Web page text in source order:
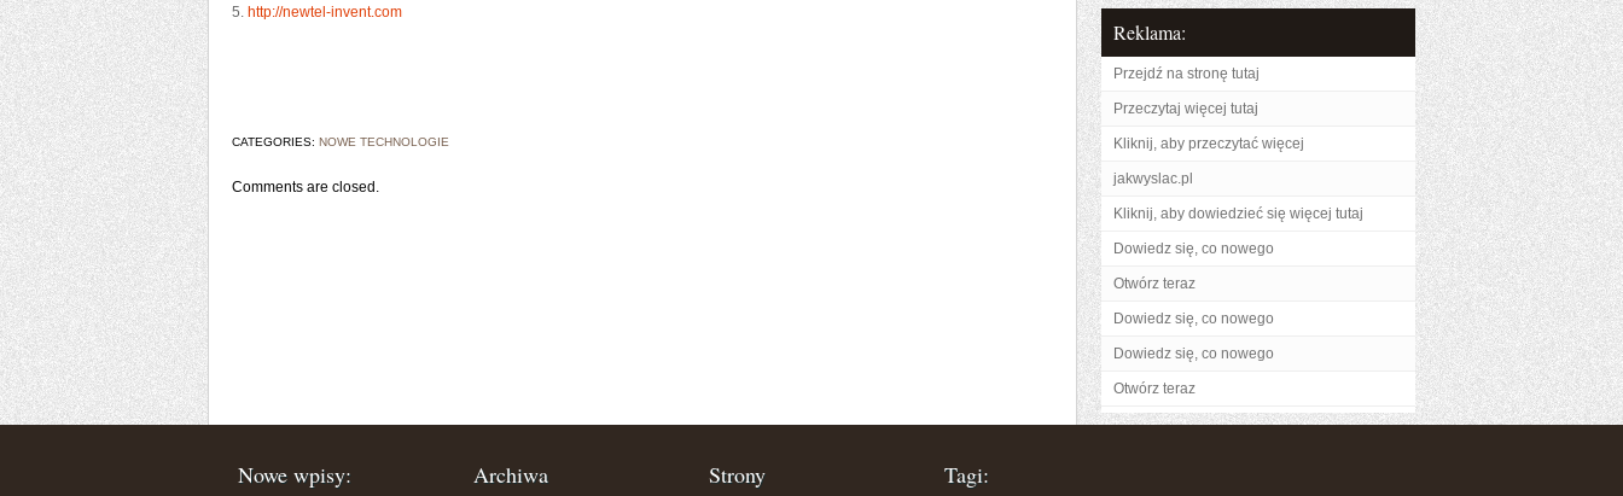
5. http://newtel-invent.com
CATEGORIES: NOWE TECHNOLOGIE
Comments are closed.
Reklama:
Przejdź na stronę tutaj
Przeczytaj więcej tutaj
Kliknij, aby przeczytać więcej
jakwyslac.pl
Kliknij, aby dowiedzieć się więcej tutaj
Dowiedz się, co nowego
Otwórz teraz
Dowiedz się, co nowego
Dowiedz się, co nowego
Otwórz teraz
Nowe wpisy: Archiwa Strony Tagi: